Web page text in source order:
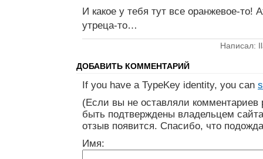
И какое у тебя тут все оранжевое-то!
утреца-то…
Написал:
ДОБАВИТЬ КОММЕНТАРИЙ
If you have a TypeKey identity, you can
(Если вы не оставляли
быть подтверждены владельцем
отзыв появится. Спасибо, что
Имя: